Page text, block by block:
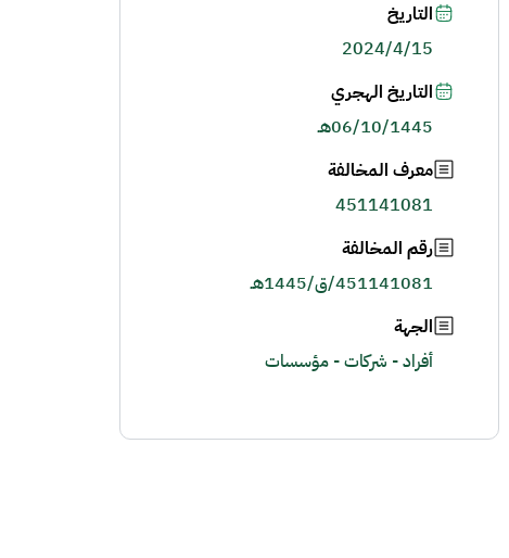
التاريخ
2024/4/15
التاريخ الهجري
06/10/1445هـ
معرف المخالفة
451141081
رقم المخالفة
451141081/ق/1445هـ
الجهة
أفراد - شركات - مؤسسات